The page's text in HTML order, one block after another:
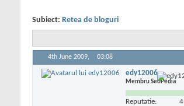
Subiect: Retea de bloguri
4th June 2009, 03:08
edy12006
Membru SeoPedia
Reputatie: